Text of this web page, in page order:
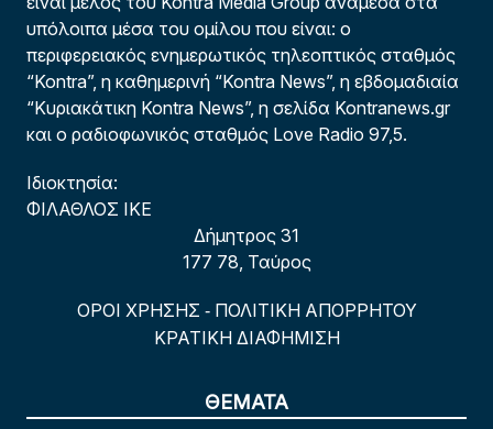
υπόλοιπα μέσα του ομίλου που είναι: ο
περιφερειακός ενημερωτικός τηλεοπτικός σταθμός
“Kontra”, η καθημερινή “Kontra News”, η εβδομαδιαία
“Κυριακάτικη Kontra News”, η σελίδα Kontranews.gr
και ο ραδιοφωνικός σταθμός Love Radio 97,5.
Ιδιοκτησία:
ΦΙΛΑΘΛΟΣ ΙΚΕ
Δήμητρος 31
177 78, Ταύρος
ΟΡΟΙ ΧΡΗΣΗΣ - ΠΟΛΙΤΙΚΗ ΑΠΟΡΡΗΤΟΥ
ΚΡΑΤΙΚΗ ΔΙΑΦΗΜΙΣΗ
ΘΕΜΑΤΑ